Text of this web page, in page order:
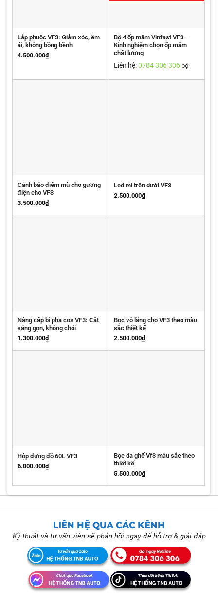
Lắp phuộc VF3: Giảm xóc, êm
ái, không bồng bềnh
4.500.000₫
Bộ 4 ốp mâm Vinfast VF3 –
Kinh nghiệm chọn ốp mâm
chất lượng
Liên hệ:0784 306 306bộ
Cảnh báo điểm mù cho gương
điện cho VF3
3.500.000₫
Led mí trên dưới VF3
2.500.000₫
Nâng cấp bi pha cos VF3: Cắt
sáng gọn, không chói
1.300.000₫
Bọc vô lăng cho VF3 theo màu
sắc thiết kế
2.500.000₫
Hộp đựng đồ 60L VF3
6.000.000₫
Bọc da ghế Vf3 màu sắc theo
thiết kế
5.500.000₫
LIÊN HỆ QUA CÁC KÊNH
Kỹ thuật và tư vấn viên sẽ phản hồi ngay để hỗ trợ & giải đáp